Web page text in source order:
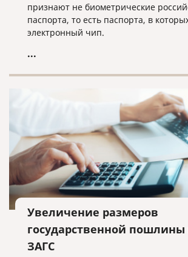
признают не биометрические
паспорта, то есть паспорта, в
электронный чип.
...
Увеличение размеров
государственной пошлины
ЗАГС